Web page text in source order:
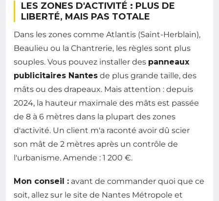
LES ZONES D'ACTIVITÉ : PLUS DE
LIBERTÉ, MAIS PAS TOTALE
Dans les zones comme Atlantis (Saint-Herblain),
Beaulieu ou la Chantrerie, les règles sont plus
souples. Vous pouvez installer des panneaux
publicitaires Nantes de plus grande taille, des
mâts ou des drapeaux. Mais attention : depuis
2024, la hauteur maximale des mâts est passée
de 8 à 6 mètres dans la plupart des zones
d'activité. Un client m'a raconté avoir dû scier
son mât de 2 mètres après un contrôle de
l'urbanisme. Amende : 1 200 €.
Mon conseil : avant de commander quoi que ce
soit, allez sur le site de Nantes Métropole et